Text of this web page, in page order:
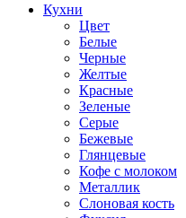
Кухни
Цвет
Белые
Черные
Желтые
Красные
Зеленые
Серые
Бежевые
Глянцевые
Кофе с молоком
Металлик
Слоновая кость